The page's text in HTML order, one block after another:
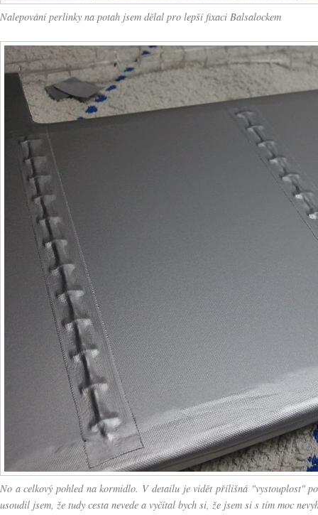
Nalepování perlinky na potah jsem dělal pro lepší fixaci Balsalockem
No a celkový pohled na kormidlo. V detailu je vidět přílišná "vystouplost"
usoudil jsem, že tudy cesta nevede a vyčítal bych si, že jsem si s tím moc